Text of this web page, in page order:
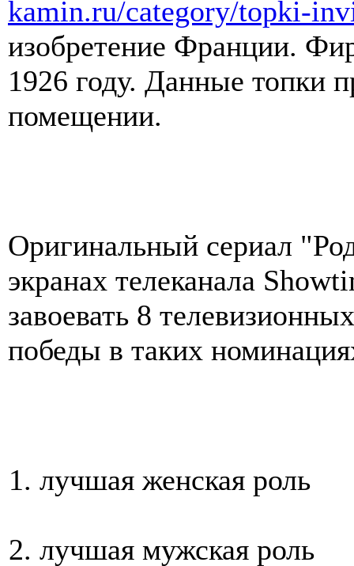
kamin.ru/category/topki-
изобретение Франции.
1926 году. Данные топки
помещении.
Оригинальный сериал
экранах телеканала
завоевать 8
победы в таких
лучшая женская роль
лучшая мужская роль